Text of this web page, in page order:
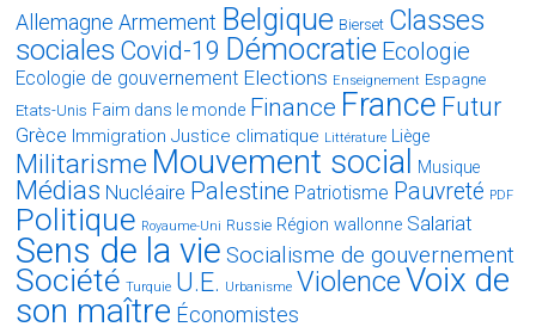
Allemagne Armement Belgique Bierset Classes
sociales Covid-19 Démocratie Ecologie
Ecologie de gouvernement Elections Enseignement Espagne
Etats-Unis Faim dans le monde Finance France Futur
Grèce Immigration Justice climatique Littérature Liège
Militarisme Mouvement social Musique
Médias Nucléaire Palestine Patriotisme Pauvreté PDF
Politique Royaume-Uni Russie Région wallonne Salariat
Sens de la vie Socialisme de gouvernement
Société Turquie U.E. Urbanisme ViolenceVoix de
son maître Économistes